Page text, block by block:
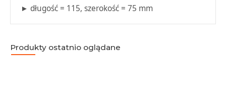
► długość = 115, szerokość = 75 mm
Produkty ostatnio oglądane